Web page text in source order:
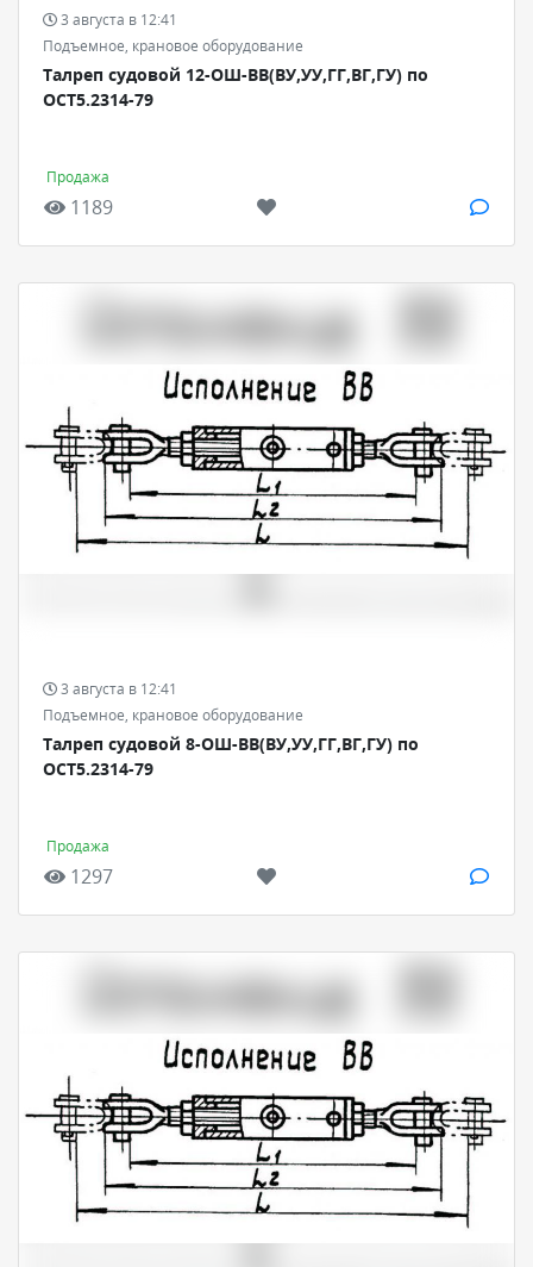
3 августа в 12:41
Подъемное, крановое оборудование
Талреп судовой 12-ОШ-ВВ(ВУ,УУ,ГГ,ВГ,ГУ) по
ОСТ5.2314-79
Продажа
1189
3 августа в 12:41
Подъемное, крановое оборудование
Талреп судовой 8-ОШ-ВВ(ВУ,УУ,ГГ,ВГ,ГУ) по
ОСТ5.2314-79
Продажа
1297